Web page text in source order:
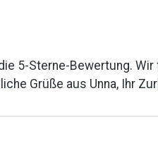
5-Sterne-Bewertung.
Grüße aus Unna, Ihr